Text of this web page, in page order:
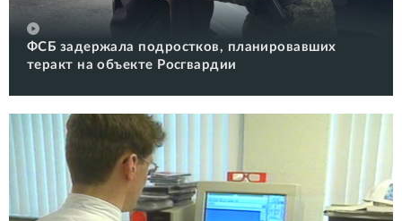
ФСБ задержала подростков, планировавших
теракт на объекте Росгвардии